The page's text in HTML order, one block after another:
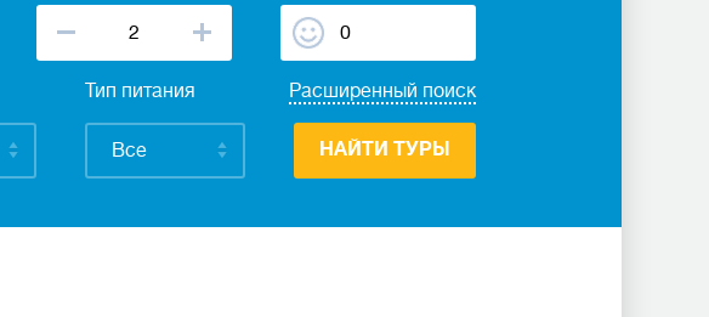
Тип питания
Все
Расширенный поиск
НАЙТИ ТУРЫ